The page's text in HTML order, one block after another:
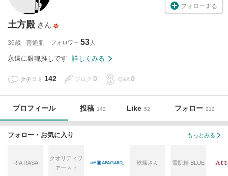
フォローする
土方殿 さん
36歳 普通肌 フォロワー 53
永遠に銀魂推しです 詳しくみる
クチコミ 142 ブログ 0 Q&A 0
プロフィール 投稿 142 Like 52 フォロー 212
フォロー・お気に入り もっとみる
RIA RASA
クオリティフ
ァースト
乾燥さん 雪肌精 BLUE